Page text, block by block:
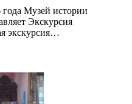
года Музей истории
Экскурсия
экскурсия…